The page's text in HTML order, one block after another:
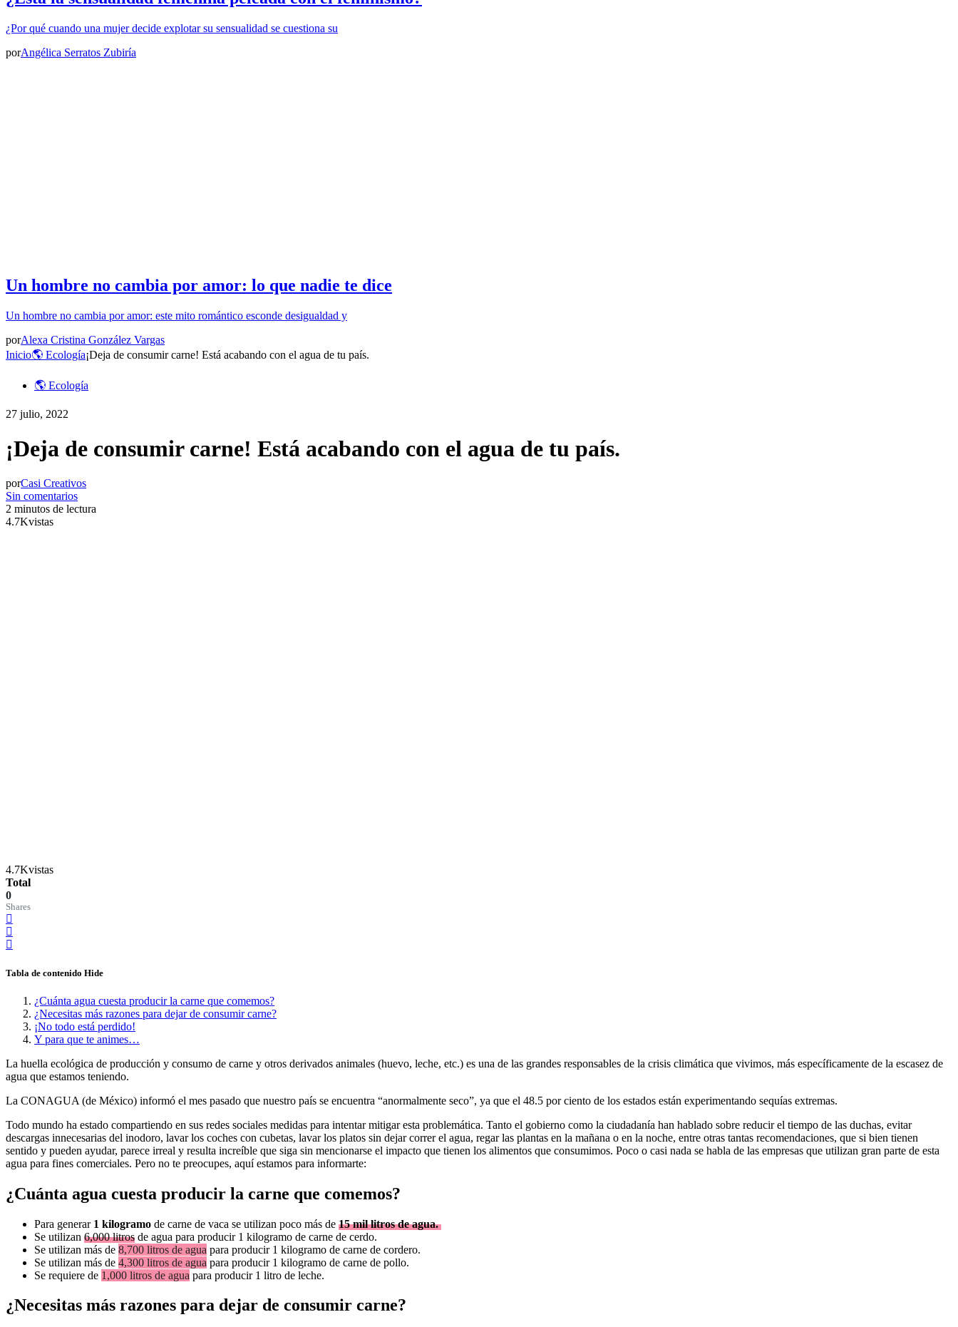
¿Por qué cuando una mujer decide explotar su sensualidad se cuestiona su
porAngélica Serratos Zubiría
Un hombre no cambia por amor: lo que nadie te dice
Un hombre no cambia por amor: este mito romántico esconde desigualdad y
porAlexa Cristina González Vargas
Inicio🌎 Ecología¡Deja de consumir carne! Está acabando con el agua de tu país.
🌎 Ecología
27 julio, 2022
¡Deja de consumir carne! Está acabando con el agua de tu país.
porCasi Creativos
Sin comentarios
2 minutos de lectura
4.7Kvistas
4.7Kvistas
Total
0
Shares
Tabla de contenido Hide
¿Cuánta agua cuesta producir la carne que comemos?
¿Necesitas más razones para dejar de consumir carne?
¡No todo está perdido!
Y para que te animes…
La huella ecológica de producción y consumo de carne y otros derivados animales (huevo, leche, etc.) es una de las grandes responsables de la crisis climática que vivimos, más específicamente de la escasez de
agua que estamos teniendo.
La CONAGUA (de México) informó el mes pasado que nuestro país se encuentra “anormalmente seco”, ya que el 48.5 por ciento de los estados están experimentando sequías extremas.
Todo mundo ha estado compartiendo en sus redes sociales medidas para intentar mitigar esta problemática. Tanto el gobierno como la ciudadanía han hablado sobre reducir el tiempo de las duchas, evitar
descargas innecesarias del inodoro, lavar los coches con cubetas, lavar los platos sin dejar correr el agua, regar las plantas en la mañana o en la noche, entre otras tantas recomendaciones, que si bien tienen
sentido y pueden ayudar, parece irreal y resulta increíble que siga sin mencionarse el impacto que tienen los alimentos que consumimos. Poco o casi nada se habla de las empresas que utilizan gran parte de esta
agua para fines comerciales. Pero no te preocupes, aquí estamos para informarte:
¿Cuánta agua cuesta producir la carne que comemos?
Para generar 1 kilogramo de carne de vaca se utilizan poco más de 15 mil litros de agua.
Se utilizan 6,000 litros de agua para producir 1 kilogramo de carne de cerdo.
Se utilizan más de 8,700 litros de agua para producir 1 kilogramo de carne de cordero.
Se utilizan más de 4,300 litros de agua para producir 1 kilogramo de carne de pollo.
Se requiere de 1,000 litros de agua para producir 1 litro de leche.
¿Necesitas más razones para dejar de consumir carne?